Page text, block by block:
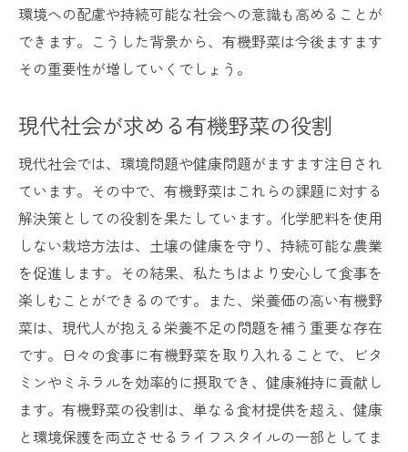
環境への配慮や持続可能な社会への意識も高めることが
できます。こうした背景から、有機野菜は今後ますます
その重要性が増していくでしょう。
現代社会が求める有機野菜の役割
現代社会では、環境問題や健康問題がますます注目され
ています。その中で、有機野菜はこれらの課題に対する
解決策としての役割を果たしています。化学肥料を使用
しない栽培方法は、土壌の健康を守り、持続可能な農業
を促進します。その結果、私たちはより安心して食事を
楽しむことができるのです。また、栄養価の高い有機野
菜は、現代人が抱える栄養不足の問題を補う重要な存在
です。日々の食事に有機野菜を取り入れることで、ビタ
ミンやミネラルを効率的に摂取でき、健康維持に貢献し
ます。有機野菜の役割は、単なる食材提供を超え、健康
と環境保護を両立させるライフスタイルの一部としてま